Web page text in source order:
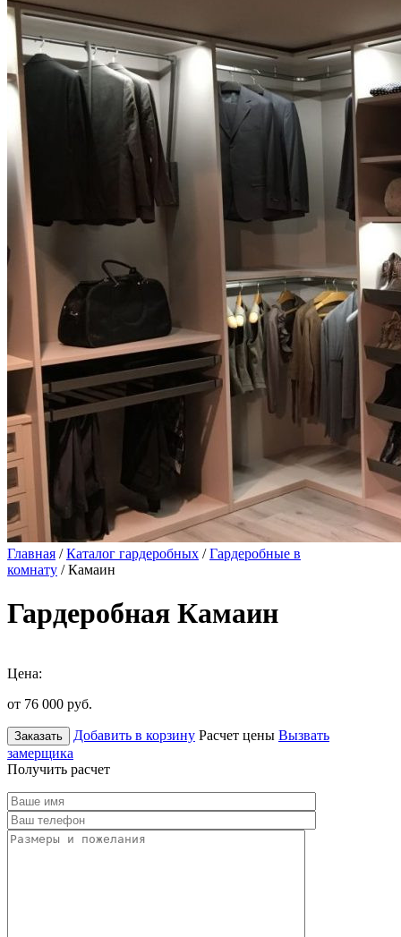
Главная /Каталог гардеробных /Гардеробные в
комнату / Камаин
Гардеробная Камаин
Цена:
от 76 000 руб.
Заказать Добавить в корзину Расчет цены Вызвать
замерщика
Получить расчет